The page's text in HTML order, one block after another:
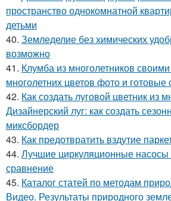
пространство однокомнатной
детьми
40. Земледелие без химических
возможно
41. Клумба из многолетников
многолетних цветов фото и готовые
42. Как создать луговой цветник из
Дизайнерский луг: как создать
миксбордер
43. Как предотвратить вздутие
44. Лучшие циркуляционные
сравнение
45. Каталог статей по методам
Видео. Результаты природного